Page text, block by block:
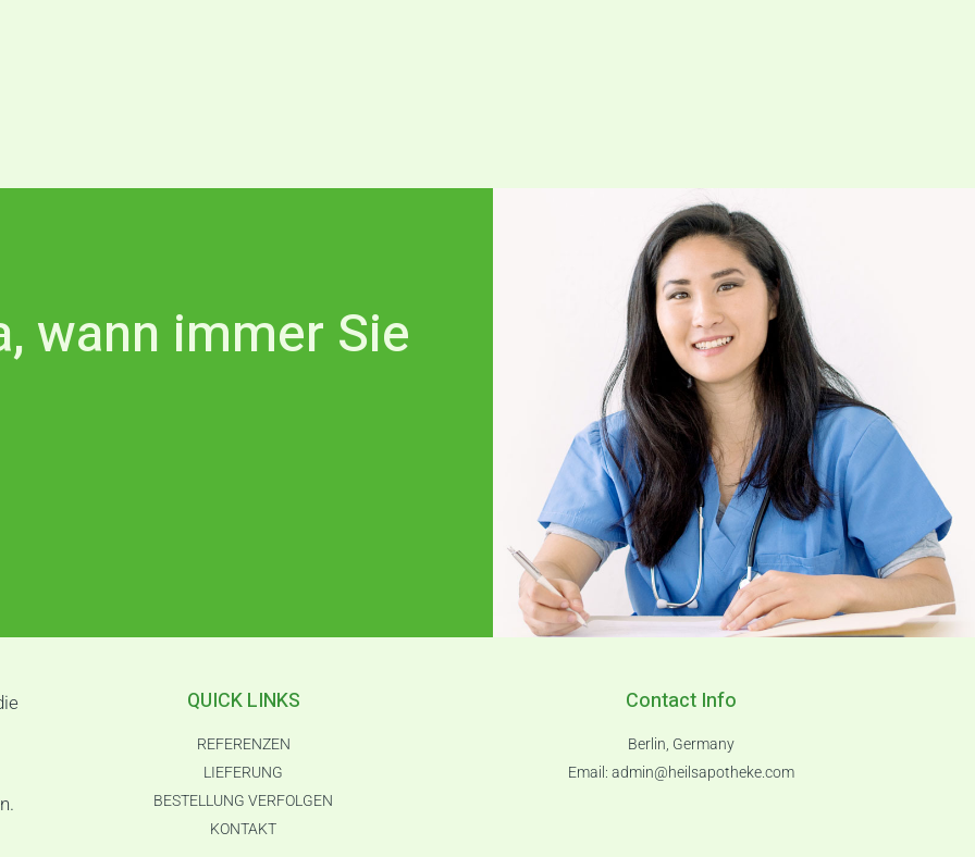
wann immer Sie
QUICK LINKS
REFERENZEN
LIEFERUNG
BESTELLUNG VERFOLGEN
KONTAKT
Contact Info
Berlin, Germany
Email: admin@heilsapotheke.com